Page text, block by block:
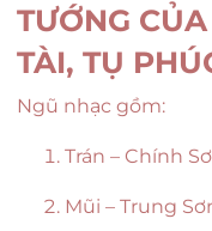
TƯỚNG
TÀI, TỤ
Ngũ nhạc gồm:
Trán – Chính
Mũi – Trung